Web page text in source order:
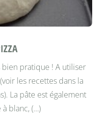
bien pratique ! A utiliser
les recettes dans la
La pâte est également
blanc, (…)